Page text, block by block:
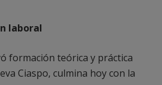
laboral
formación teórica y práctica
Ciaspo, culmina hoy con la